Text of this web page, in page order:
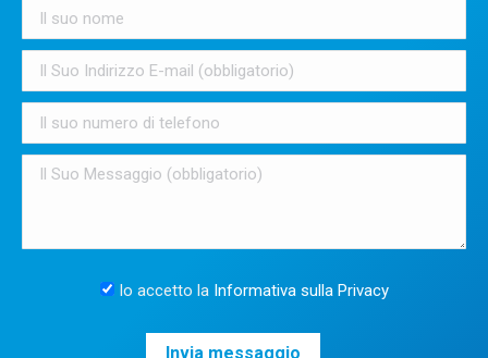
Io accetto la Informativa sulla Privacy